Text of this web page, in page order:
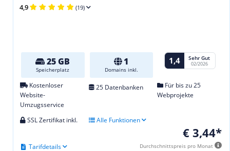
4,9 (19)
25 GB
Speicherplatz
1
Domains inkl.
1,4 Sehr Gut
02/2026
Kostenloser
Website-
Umzugsservice
25 Datenbanken
Für bis zu 25
Webprojekte
SSL Zertifikat inkl. Alle Funktionen
€ 3,44*
Durchschnittspreis pro Monat
Tarifdetails